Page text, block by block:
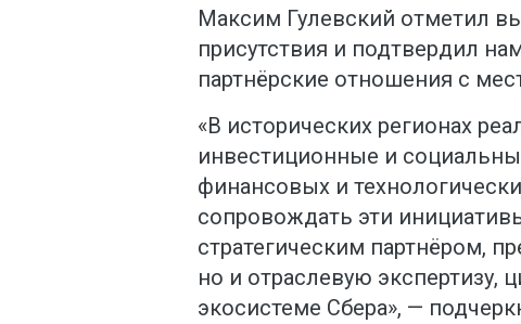
Максим Гулевский отметил
присутствия и подтвердил
партнёрские отношения с
«В исторических регионах
инвестиционные и
финансовых и
сопровождать эти
стратегическим партнёром,
но и отраслевую экспертизу,
экосистеме Сбера», —